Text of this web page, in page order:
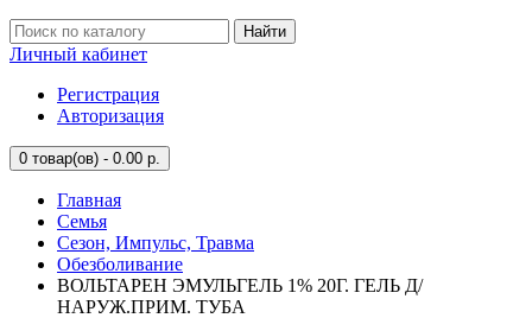
Найти
Личный кабинет
Регистрация
Авторизация
0 товар(ов) - 0.00 р.
Главная
Семья
Сезон, Импульс, Травма
Обезболивание
ВОЛЬТАРЕН ЭМУЛЬГЕЛЬ 1% 20Г. ГЕЛЬ Д/
НАРУЖ.ПРИМ. ТУБА